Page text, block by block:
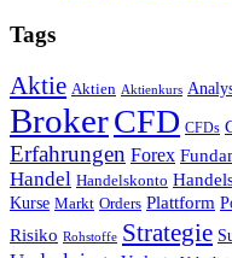
Tags
Aktie Aktien Aktienkurs
BrokerCFD CFDs
Erfahrungen Forex
Handel Handelskonto
Kurse Markt Orders Plattform
Risiko Rohstoffe Strategie